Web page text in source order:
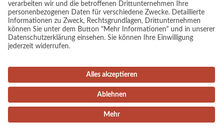
© Copyright - Luis Elias | Webdesign & Umsetzung:cambium
digital
AGB
Kinder Erwachsene